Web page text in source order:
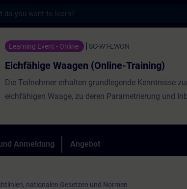
(Online-Training) - Training -
Learning Event - Online SC-WT-EWON
Eichfähige Waagen (Online-Training)
Die Teilnehmer erhalten grundlegende Kenntnisse
eichfähigen Waage, zu deren Parametrierung und
Anmeldung Angebot
nationalen Gesetzen und Normen